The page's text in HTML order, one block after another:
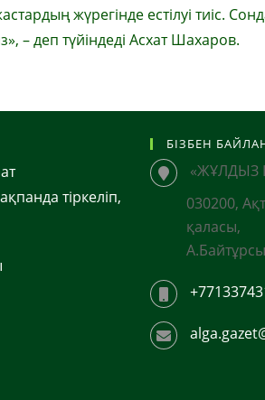
жүрегінде естілуі тиіс.
– деп түйіндеді Асхат Шахаров.
тіркеліп,
БІЗБЕН
«ЖҰЛДЫЗ
030200,
қаласы,